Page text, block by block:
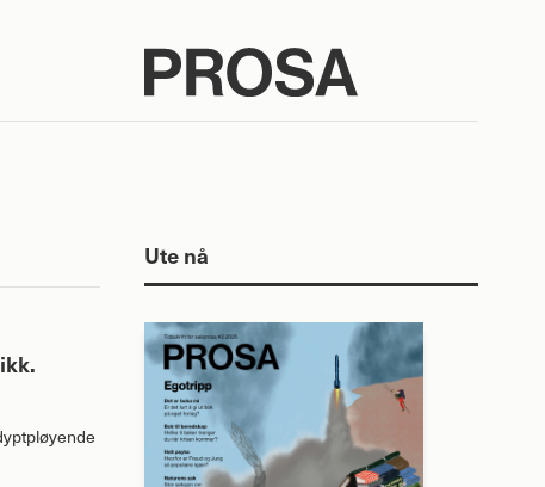
Ute nå